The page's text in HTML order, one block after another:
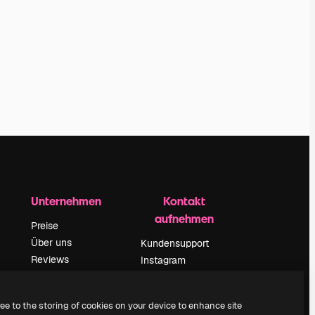
Unternehmen
Preise
Über uns
Reviews
Blog
Kontakt
aufnehmen
Kundensupport
Instagram
TikTok
to the storing of cookies on your device to enhance site